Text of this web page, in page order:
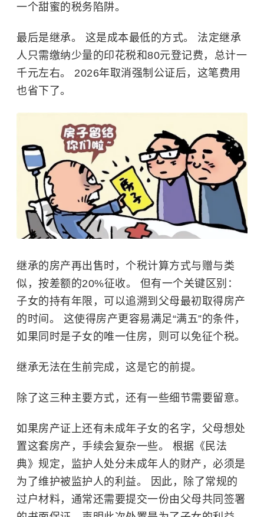
一个甜蜜的税务陷阱。
最后是继承。 这是成本最低的方式。 法定继承
人只需缴纳少量的印花税和80元登记费，总计一
千元左右。 2026年取消强制公证后，这笔费用
也省下了。
继承的房产再出售时，个税计算方式与赠与类
似，按差额的20%征收。 但有一个关键区别：
子女的持有年限，可以追溯到父母最初取得房产
的时间。 这使得房产更容易满足“满五”的条件，
如果同时是子女的唯一住房，则可以免征个税。
继承无法在生前完成，这是它的前提。
除了这三种主要方式，还有一些细节需要留意。
如果房产证上还有未成年子女的名字，父母想处
置这套房产，手续会复杂一些。 根据《民法
典》规定，监护人处分未成年人的财产，必须是
为了维护被监护人的利益。 因此，除了常规的
过户材料，通常还需要提交一份由父母共同签署